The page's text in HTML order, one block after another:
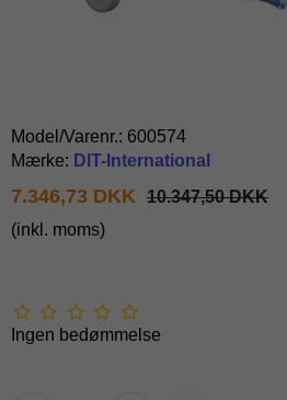
Model/Varenr.: 600574
Mærke: DIT-International
7.346,73 DKK
10.347,50 DKK
(inkl. moms)
Ingen bedømmelse